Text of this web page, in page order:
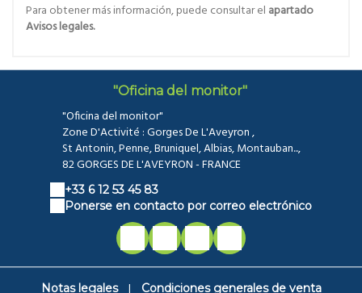
Para obtener más información, puede consultar el apartado
Avisos legales.
"Oficina del monitor"
"Oficina del monitor"
Zone D'Activité : Gorges De L'Aveyron ,
St Antonin, Penne, Bruniquel, Albias, Montauban...,
82 GORGES DE L'AVEYRON - FRANCE
+33 6 12 53 45 83
Ponerse en contacto por correo electrónico
Notas legales Condiciones generales de venta